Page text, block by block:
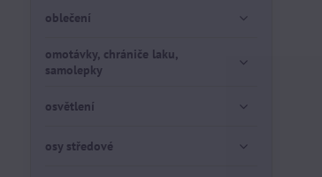
oblečení
omotávky, chrániče laku,
samolepky
osvětlení
osy středové